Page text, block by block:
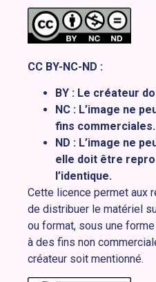
CC BY-NC-ND :
BY : Le créateur
NC : L’image ne
fins commerciales.
ND : L’image ne
elle doit être
l’identique.
Cette licence permet aux
de distribuer le matériel
ou format, sous une
à des fins non
créateur soit mentionné.